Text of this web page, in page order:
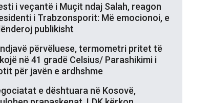
i veçantë i Muçit ndaj Salah, reagon
i Trabzonsporit: Më emocionoi, e
publikisht
përvëluese, termometri pritet të
në 41 gradë Celsius/ Parashikimi i
për javën e ardhshme
e dështuara në Kosovë,